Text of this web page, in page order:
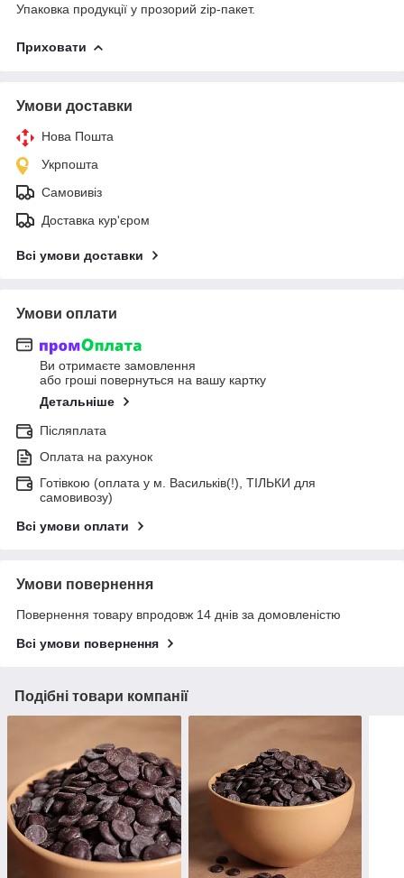
Упаковка продукції у прозорий zip-пакет.
Приховати
Умови доставки
Нова Пошта
Укрпошта
Самовивіз
Доставка кур'єром
Всі умови доставки
Умови оплати
Ви отримаєте замовлення
або гроші повернуться на вашу картку
Детальніше
Післяплата
Оплата на рахунок
Готівкою (оплата у м. Васильків(!), ТІЛЬКИ для
самовивозу)
Всі умови оплати
Умови повернення
Повернення товару впродовж 14 днів за домовленістю
Всі умови повернення
Подібні товари компанії